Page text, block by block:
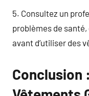
5. Consultez un
problèmes de santé,
avant d’utiliser des
Conclusion